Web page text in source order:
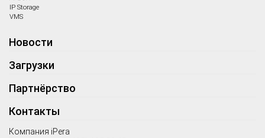
IP Storage
VMS
Новости
Загрузки
Партнёрство
Контакты
Компания iPera